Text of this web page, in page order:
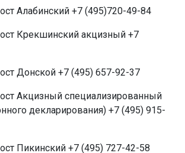
Алабинский +7 (495)720-49-84
Крекшинский акцизный +7
Донской +7 (495) 657-92-37
Акцизный специализированный
декларирования) +7 (495) 915-
Пикинский +7 (495) 727-42-58